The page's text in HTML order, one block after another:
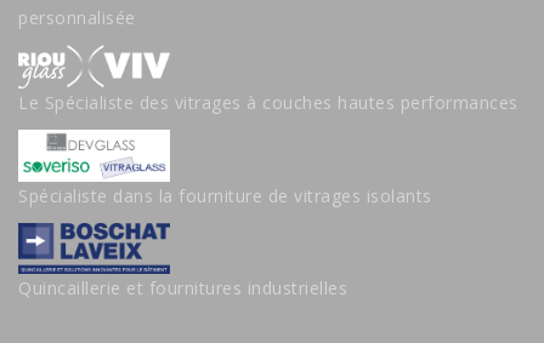
personnalisée
Le Spécialiste des vitrages à couches hautes performances
Spécialiste dans la fourniture de vitrages isolants
Quincaillerie et fournitures industrielles